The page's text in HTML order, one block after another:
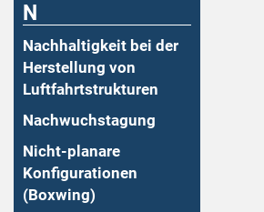
N
Nachhaltigkeit bei der
Herstellung von
Luftfahrtstrukturen
Nachwuchstagung
Nicht-planare
Konfigurationen
(Boxwing)